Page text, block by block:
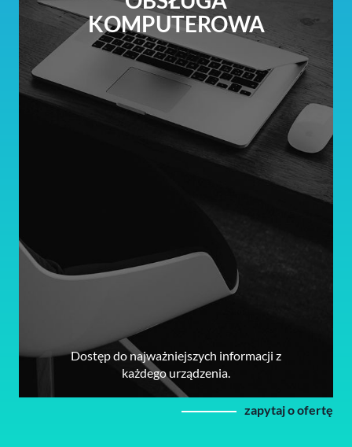
KOMPUTEROWA
Dostęp do najważniejszych informacji z
każdego urządzenia.
zapytaj o ofertę